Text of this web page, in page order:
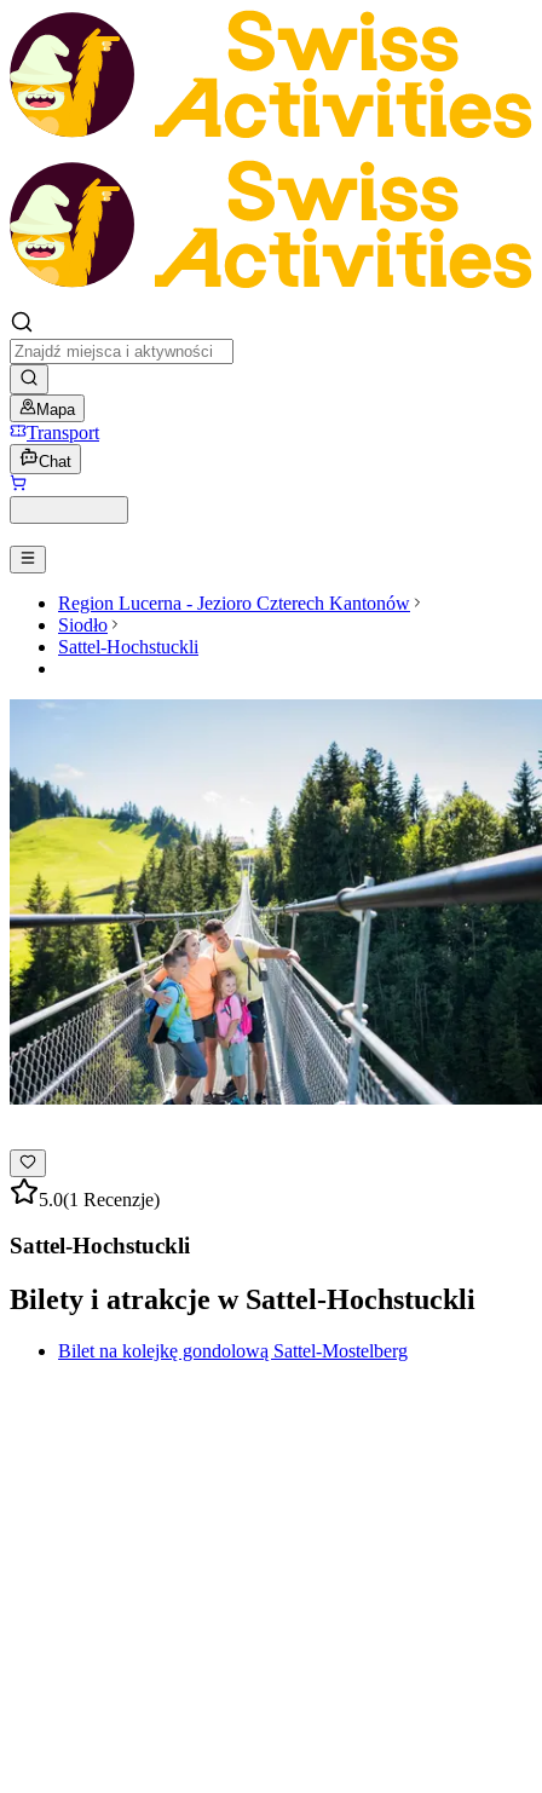
Mapa
Transport
Chat
Region Lucerna - Jezioro Czterech Kantonów
Siodło
Sattel-Hochstuckli
5.0(1 Recenzje)
Sattel-Hochstuckli
Bilety i atrakcje w Sattel-Hochstuckli
Bilet na kolejkę gondolową Sattel-Mostelberg